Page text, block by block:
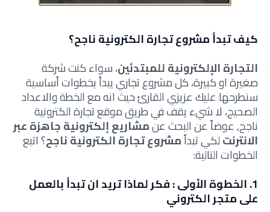
كيف تبدأ مشروع تجارة الكترونية ناجح؟
التجارة الإلكترونية للمبتدئين، سواء كنت شركة
صغيرة او كبيرة، كل مشروع تجاري يبدأ بخطوات أساسية
سنطرحها عليك عزيزي القارئ حيث انه مع الخطة والاعداد
الصحيح، لا شيء يقف في طريق موقع تجارة الكترونية
ناجح, عوضاً عن البحث عنمشاريع إلكترونية جاهزة عبر
الانترنتلكي تبدأمشروع تجارة الكترونية ناجح؟ اتبع
الخطوات التالية:
1. الخطوة الأولى : فكر لماذا تريد ان تبدأ بالعمل
على متجر الكتروني